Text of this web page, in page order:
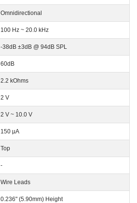
Omnidirectional
100 Hz ~ 20.0 kHz
-38dB ±3dB @ 94dB SPL
60dB
2.2 kOhms
2 V
2 V ~ 10.0 V
150 µA
Top
-
Wire Leads
0.236" (5.90mm) Height